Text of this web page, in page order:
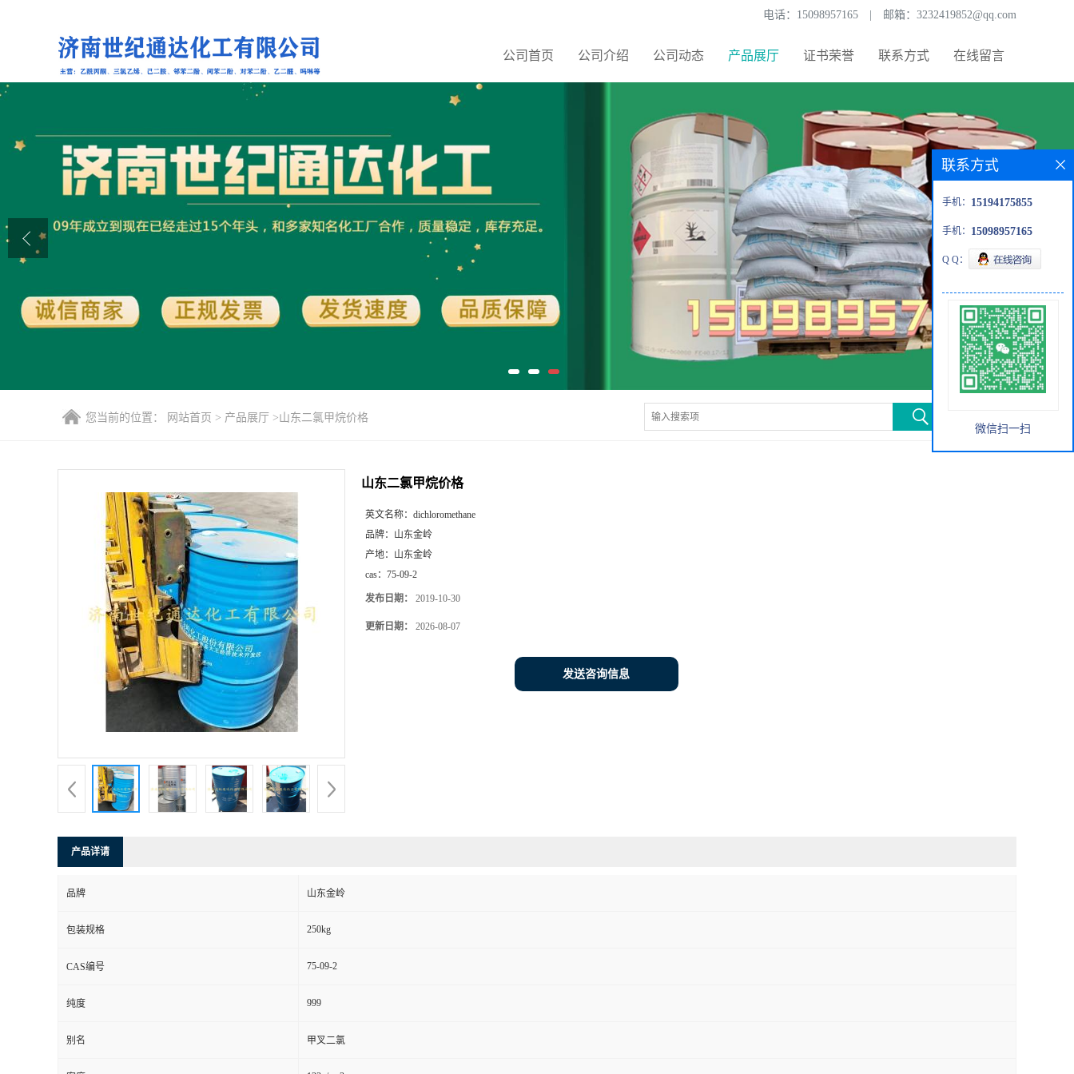
电话： 15098957165 邮箱： 3232419852@qq.com
公司首页 公司介绍 公司动态 产品展厅 证书荣誉 联系方式 在线留言
公司首页
产品展厅
联系方式
您当前的位置： 网站首页 > 产品展厅 >山东二氯甲烷价格
山东二氯甲烷价格
英文名称： dichloromethane
品牌： 山东金岭
产地： 山东金岭
cas： 75-09-2
发布日期： 2019-10-30
更新日期： 2026-08-07
发送咨询信息
产品详请
品牌 山东金岭
包装规格 250kg
CAS编号 75-09-2
纯度 999
别名 甲叉二氯
联系方式
手机： 15194175855
手机： 15098957165
Q Q：
微信扫一扫